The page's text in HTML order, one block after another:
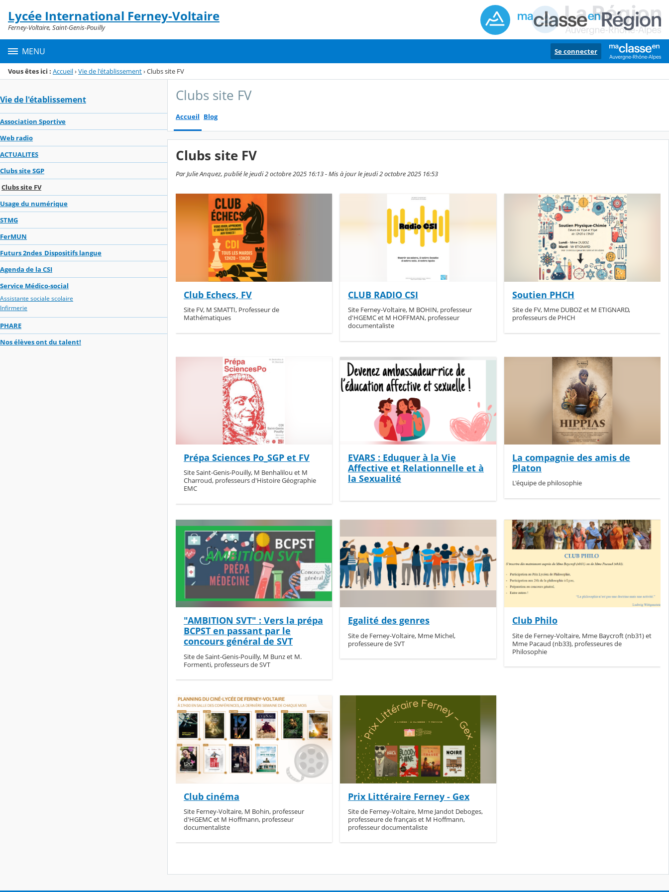
Menu de la rubrique
Contenu
Lycée International Ferney-Voltaire
Ferney-Voltaire, Saint-Genis-Pouilly
MENU Se connecter
Vous êtes ici : Accueil›Vie de l'établissement›Clubs site FV
Vie de l'établissement
Association Sportive
Web radio
ACTUALITES
Clubs site SGP
Clubs site FV
Usage du numérique
STMG
FerMUN
Futurs 2ndes_Dispositifs langue
Agenda de la CSI
Service Médico-social
Assistante sociale scolaire
Infirmerie
PHARE
Nos élèves ont du talent!
Clubs site FV
Accueil Blog
Clubs site FV
Par Julie Anquez, publié le jeudi 2 octobre 2025 16:13 - Mis à jour le jeudi 2 octobre 2025 16:53
Club Echecs, FV
Site FV, M SMATTI, Professeur de
Mathématiques
CLUB RADIO CSI
Site Ferney-Voltaire, M BOHIN, professeur
d'HGEMC et M HOFFMAN, professeur
documentaliste
Soutien PHCH
Site de FV, Mme DUBOZ et M ETIGNARD,
professeurs de PHCH
Prépa Sciences Po_SGP et FV
Site Saint-Genis-Pouilly, M Benhalilou et M
Charroud, professeurs d'Histoire Géographie
EMC
EVARS : Eduquer à la Vie
Affective et Relationnelle et à
la Sexualité
La compagnie des amis de
Platon
L'équipe de philosophie
"AMBITION SVT" : Vers la prépa
BCPST en passant par le
concours général de SVT
Site de Saint-Genis-Pouilly, M Bunz et M.
Formenti, professeurs de SVT
Egalité des genres
Site de Ferney-Voltaire, Mme Michel,
professeure de SVT
Club Philo
Site de Ferney-Voltaire, Mme Baycroft (nb31) et
Mme Pacaud (nb33), professeures de
Philosophie
Club cinéma
Site Ferney-Voltaire, M Bohin, professeur
d'HGEMC et M Hoffmann, professeur
documentaliste
Prix Littéraire Ferney - Gex
Site de Ferney-Voltaire, Mme Jandot Deboges,
professeure de français et M Hoffmann,
professeur documentaliste